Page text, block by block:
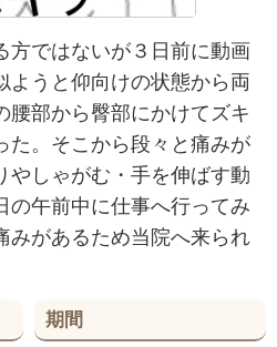
方ではないが３日前に動画
ようと仰向けの状態から両
腰部から臀部にかけてズキ
た。そこから段々と痛みが
やしゃがむ・手を伸ばす動
の午前中に仕事へ行ってみ
みがあるため当院へ来られ
期間